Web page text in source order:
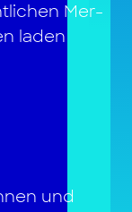
Mer-
laden
und